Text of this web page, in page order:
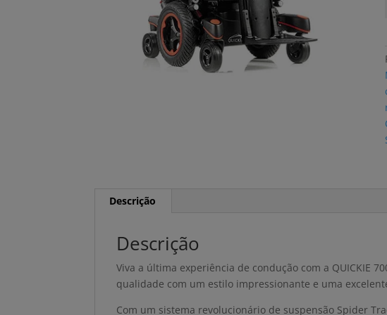
Descrição
Descrição
Viva a última experiência de condução com a QUICKIE
qualidade com um estilo impressionante e uma
Com um sistema revolucionário de suspensão Spider